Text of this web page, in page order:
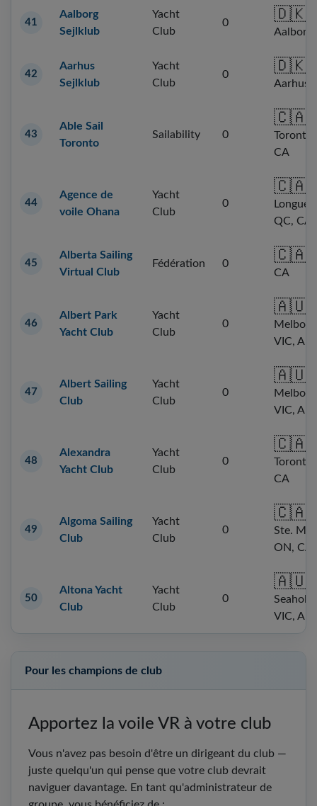
41
Aalborg
Sejlklub
Yacht
Club
0 🇩🇰
42
Aarhus
Sejlklub
Yacht
Club
0 🇩🇰
Aarhus,
43
Able Sail
Toronto
Sailability 0
🇨🇦
CA
44
Agence de
voile Ohana
Yacht
Club
0
🇨🇦
QC, CA
45
Alberta Sailing
Virtual Club
Fédération 0 🇨🇦
CA
46
Albert Park
Yacht Club
Yacht
Club
0
🇦🇺
VIC, AU
47
Albert Sailing
Club
Yacht
Club
0
🇦🇺
VIC, AU
48
Alexandra
Yacht Club
Yacht
Club
0
🇨🇦
CA
49
Algoma Sailing
Club
Yacht
Club
0
🇨🇦
Ste.
ON, CA
50
Altona Yacht
Club
Yacht
Club
0
🇦🇺
VIC, AU
Pour les champions de club
Apportez la voile VR à votre club
Vous n'avez pas besoin d'être un dirigeant du club —
juste quelqu'un qui pense que votre club devrait
naviguer davantage. En tant qu'administrateur de